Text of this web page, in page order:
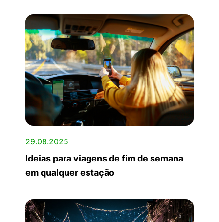
29.08.2025
Ideias para viagens de fim de semana
em qualquer estação